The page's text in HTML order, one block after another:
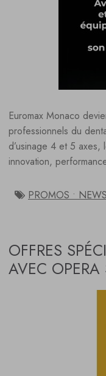
Euromax Monaco
professionnels du
d’usinage 4 et 5
innovation,
PROMOS • NEWS
OFFRES
AVEC OPERA